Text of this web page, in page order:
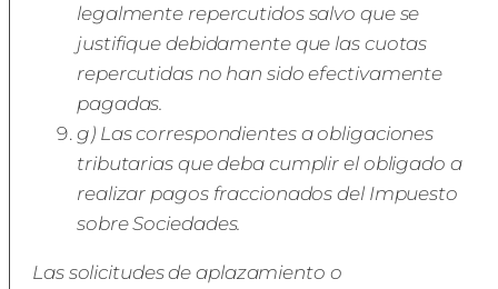
legalmente repercutidos salvo que se
justifique debidamente que las cuotas
repercutidas no han sido efectivamente
pagadas.
g) Las correspondientes a obligaciones
tributarias que deba cumplir el obligado a
realizar pagos fraccionados del Impuesto
sobre Sociedades.
Las solicitudes de aplazamiento o